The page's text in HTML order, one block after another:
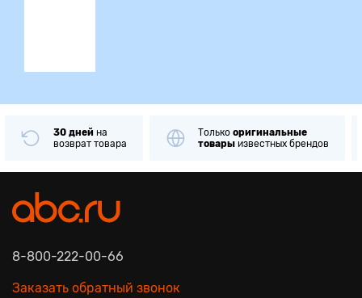
30 дней на
возврат товара
Только оригинальные
товары известных брендов
8-800-222-00-66
Заказать обратный звонок